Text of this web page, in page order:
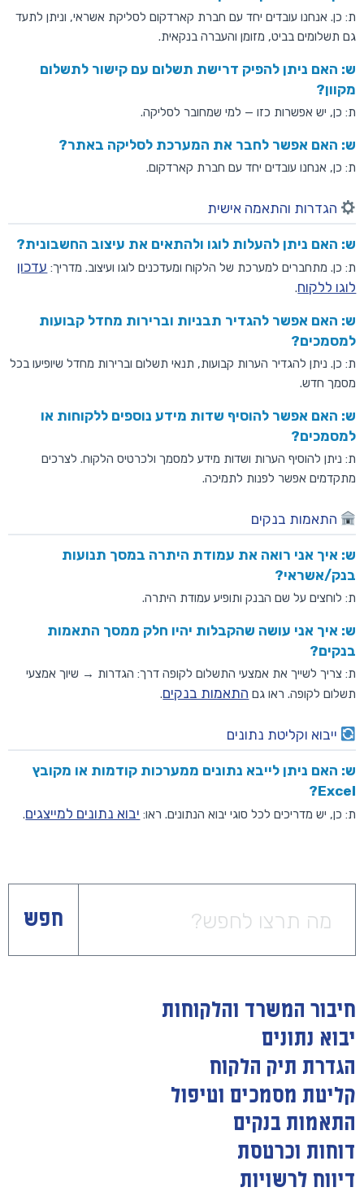
ת: כן. אנחנו עובדים יחד עם חברת קארדקום לסליקת אשראי, וניתן לתעד
גם תשלומים בביט, מזומן והעברה בנקאית.
ש: האם ניתן להפיק דרישת תשלום עם קישור לתשלום
מקוון?
ת: כן, יש אפשרות כזו — למי שמחובר לסליקה.
ש: האם אפשר לחבר את המערכת לסליקה באתר?
ת: כן, אנחנו עובדים יחד עם חברת קארדקום.
הגדרות והתאמה אישית
ש: האם ניתן להעלות לוגו ולהתאים את עיצוב החשבונית?
ת: כן. מתחברים למערכת של הלקוח ומעדכנים לוגו ועיצוב. מדריך: עדכון
לוגו ללקוח.
ש: האם אפשר להגדיר תבניות וברירות מחדל קבועות
למסמכים?
ת: כן. ניתן להגדיר הערות קבועות, תנאי תשלום וברירות מחדל שיופיעו בכל
מסמך חדש.
ש: האם אפשר להוסיף שדות מידע נוספים ללקוחות או
למסמכים?
ת: ניתן להוסיף הערות ושדות מידע למסמך ולכרטיס הלקוח. לצרכים
מתקדמים אפשר לפנות לתמיכה.
התאמות בנקים
ש: איך אני רואה את עמודת היתרה במסך תנועות
בנק/אשראי?
ת: לוחצים על שם הבנק ותופיע עמודת היתרה.
ש: איך אני עושה שהקבלות יהיו חלק ממסך התאמות
בנקים?
ת: צריך לשייך את אמצעי התשלום לקופה דרך: הגדרות → שיוך אמצעי
תשלום לקופה. ראו גם התאמות בנקים.
ייבוא וקליטת נתונים
ש: האם ניתן לייבא נתונים ממערכות קודמות או מקובץ
Excel?
ת: כן, יש מדריכים לכל סוגי יבוא הנתונים. ראו: יבוא נתונים למייצגים.
חפש
חיבור המשרד והלקוחות
יבוא נתונים
הגדרת תיק הלקוח
קליטת מסמכים וטיפול
התאמות בנקים
דוחות וכרטסת
דיווח לרשויות